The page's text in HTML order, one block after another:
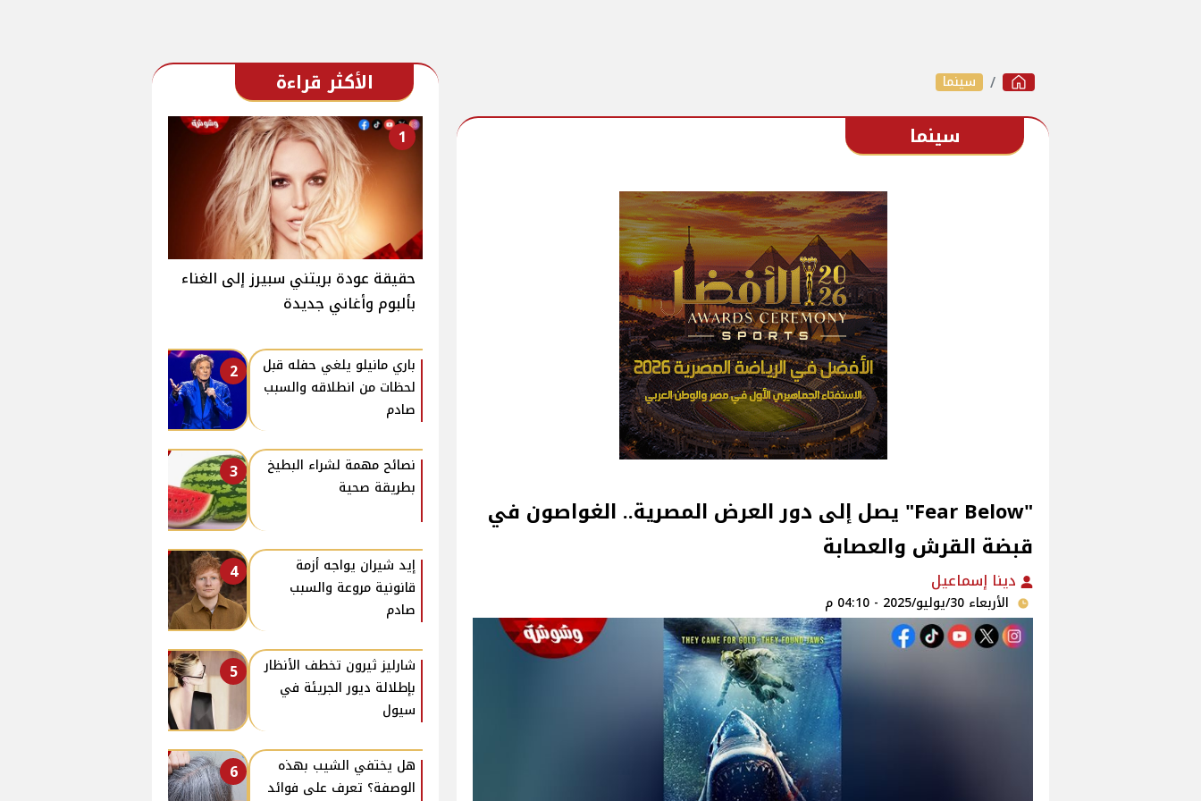
سينما
سينما
"Fear Below" يصل إلى دور العرض المصرية.. الغواصون في
قبضة القرش والعصابة‎
دينا إسماعيل
الأربعاء 30/يوليو/2025 - 04:10 م
الأكثر قراءة
1
حقيقة عودة بريتني سبيرز إلى الغناء
بألبوم وأغاني جديدة
2
باري مانيلو يلغي حفله قبل
لحظات من انطلاقه والسبب
صادم
3
نصائح مهمة لشراء البطيخ
بطريقة صحية
4
إيد شيران يواجه أزمة
قانونية مروعة والسبب
صادم
5
شارليز ثيرون تخطف الأنظار
بإطلالة ديور الجريئة في
سيول
6
هل يختفي الشيب بهذه
الوصفة؟ تعرف على فوائد